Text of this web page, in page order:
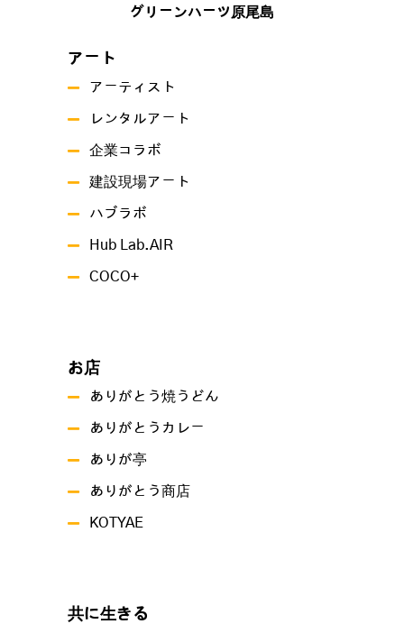
グリーンハーツ原尾島
アート
アーティスト
レンタルアート
企業コラボ
建設現場アート
ハブラボ
Hub Lab.AIR
COCO+
お店
ありがとう焼うどん
ありがとうカレー
ありが亭
ありがとう商店
KOTYAE
共に生きる